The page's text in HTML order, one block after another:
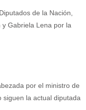
de la Nación,
Gabriela Lena por la
por el ministro de
siguen la actual diputada